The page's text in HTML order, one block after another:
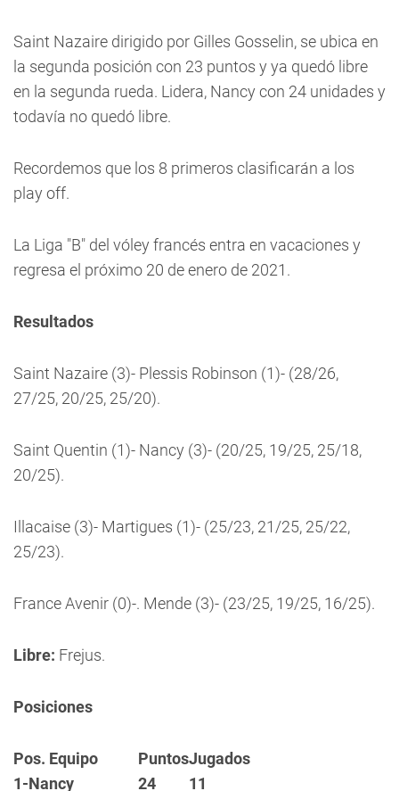
Saint Nazaire dirigido por Gilles Gosselin, se ubica en
la segunda posición con 23 puntos y ya quedó libre
en la segunda rueda. Lidera, Nancy con 24 unidades y
todavía no quedó libre.
Recordemos que los 8 primeros clasificarán a los
play off.
La Liga "B" del vóley francés entra en vacaciones y
regresa el próximo 20 de enero de 2021.
Resultados
Saint Nazaire (3)- Plessis Robinson (1)- (28/26,
27/25, 20/25, 25/20).
Saint Quentin (1)- Nancy (3)- (20/25, 19/25, 25/18,
20/25).
Illacaise (3)- Martigues (1)- (25/23, 21/25, 25/22,
25/23).
France Avenir (0)-. Mende (3)- (23/25, 19/25, 16/25).
Libre: Frejus.
Posiciones
Pos. Equipo PuntosJugados
1-Nancy
24 11